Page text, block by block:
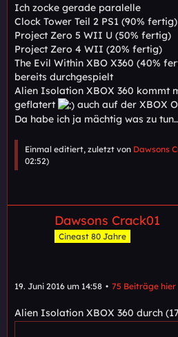
Ich zocke gerade paralelle
Clock Tower Teil 2 PS1 (90% fertig)
Project Zero 5 WII U (50% fertig)
Project Zero 4 WII (20% fertig)
The Evil Within XBO X360 (40%
bereits durchgespielt
Alien Isolation XBOX 360 kommt
geflatert
auch auf der XBOX
Da habe ich ja mächtig was zu
Einmal editiert, zuletzt von Dawsons
02:52)
Dawsons Crack01
Cineast 80 Jahre
19. Juni 2016 um 14:58 75 Beiträge hier
Alien Isolation XBOX 360 durch